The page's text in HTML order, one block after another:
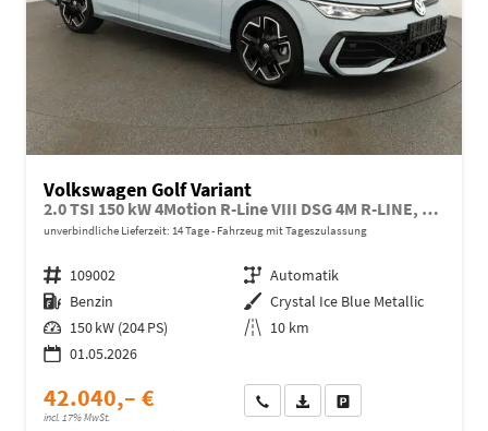
Volkswagen Golf Variant
2.0 TSI 150 kW 4Motion R-Line VIII DSG 4M R-LINE, AHK, easyOpen, LED-Plus, 18-Zoll, 3 J.-Garantie
unverbindliche Lieferzeit: 14 Tage Fahrzeug mit Tageszulassung
Fahrzeugnr. 109002 Getriebe Automatik
Kraftstoff Benzin Außenfarbe Crystal Ice Blue Metallic
Leistung 150 kW (204 PS) Kilometerstand 10 km
01.05.2026
42.040,– €
incl. 17% MwSt.
Wir rufen Sie anFahrzeugexposé (PDF)